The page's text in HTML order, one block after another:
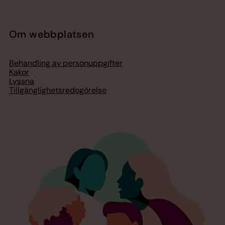
Om webbplatsen
Behandling av personuppgifter
Kakor
Lyssna
Tillgänglighetsredogörelse